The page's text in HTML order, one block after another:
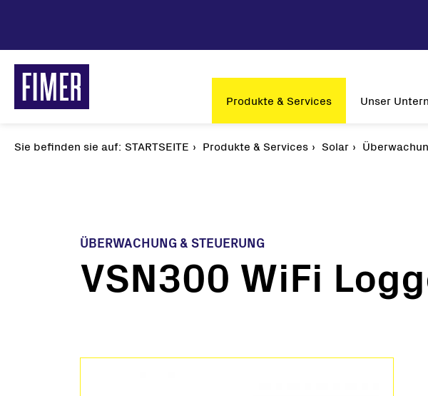
Inhalt
Main
navigation
Produkte & Services
Unsere Lösungen
Privatbereich
Solar
String-Wechselrichter
Unser
Sie befinden sie auf: Pfadnavigation
STARTSEITE Produkte & Services Solar
ÜBERWACHUNG & STEUERUNG
VSN300 WiFi